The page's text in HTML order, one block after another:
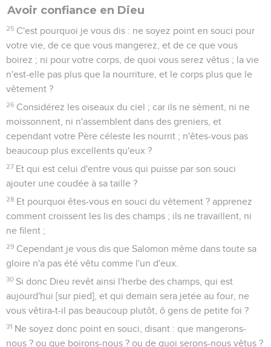
Avoir confiance en Dieu
25 C'est pourquoi je vous dis : ne soyez point en souci pour
votre vie, de ce que vous mangerez, et de ce que vous
boirez ; ni pour votre corps, de quoi vous serez vêtus ; la vie
n'est-elle pas plus que la nourriture, et le corps plus que le
vêtement ?
26 Considérez les oiseaux du ciel ; car ils ne sèment, ni ne
moissonnent, ni n'assemblent dans des greniers, et
cependant votre Père céleste les nourrit ; n'êtes-vous pas
beaucoup plus excellents qu'eux ?
27 Et qui est celui d'entre vous qui puisse par son souci
ajouter une coudée à sa taille ?
28 Et pourquoi êtes-vous en souci du vêtement ? apprenez
comment croissent les lis des champs ; ils ne travaillent, ni
ne filent ;
29 Cependant je vous dis que Salomon même dans toute sa
gloire n'a pas été vêtu comme l'un d'eux.
30 Si donc Dieu revêt ainsi l'herbe des champs, qui est
aujourd'hui [sur pied], et qui demain sera jetée au four, ne
vous vêtira-t-il pas beaucoup plutôt, ô gens de petite foi ?
31 Ne soyez donc point en souci, disant : que mangerons-
nous ? ou que boirons-nous ? ou de quoi serons-nous vêtus ?